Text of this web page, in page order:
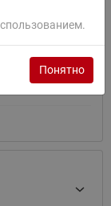
Понятно